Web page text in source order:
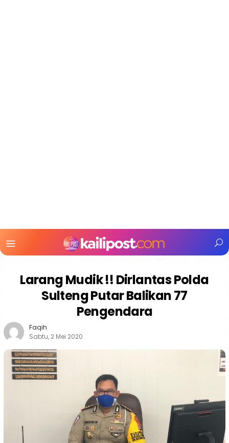
Mobile
Larang Mudik !! Dirlantas Polda
Sulteng Putar Balikan 77
Pengendara
Faqih
Sabtu, 2 Mei 2020